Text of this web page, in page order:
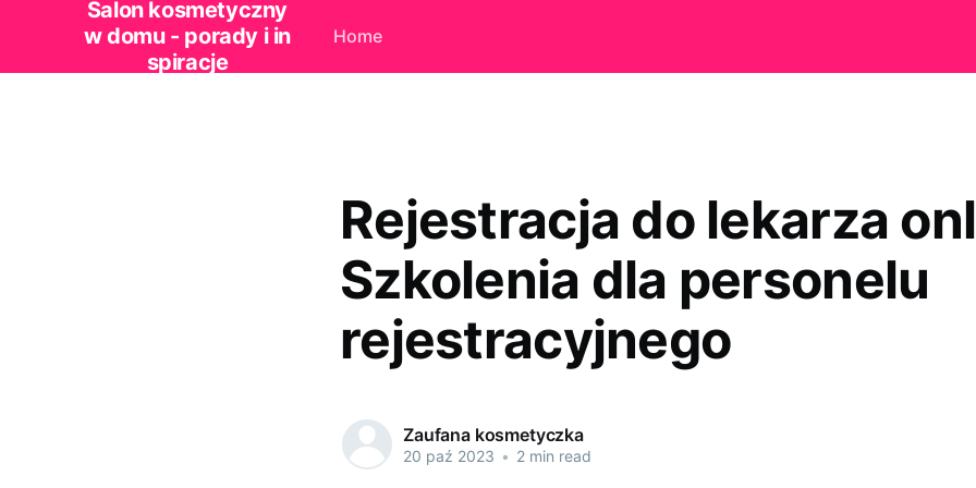
Salon kosmetyczny
w domu - porady i in
spiracje
Home
Rejestracja do lekarza
Szkolenia dla personelu
rejestracyjnego
Zaufana kosmetyczka
20 paź 2023 • 2 min read